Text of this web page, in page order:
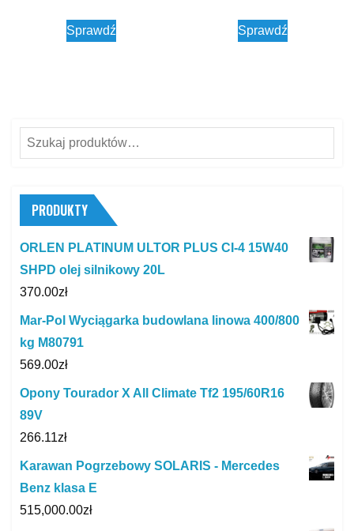
Sprawdź Sprawdź
Szukaj:
PRODUKTY
ORLEN PLATINUM ULTOR PLUS CI-4 15W40
SHPD olej silnikowy 20L
370.00zł
Mar-Pol Wyciągarka budowlana linowa 400/800
kg M80791
569.00zł
Opony Tourador X All Climate Tf2 195/60R16
89V
266.11zł
Karawan Pogrzebowy SOLARIS - Mercedes
Benz klasa E
515,000.00zł